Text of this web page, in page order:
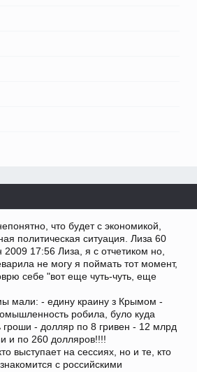
что будет с экономикой,
политическая ситуация. Лиза 60
17:56 Лиза, я с отчетиком но,
не могу я поймать тот момент,
себе "вот еще чуть-чуть, еще
мали: - едину краину з Крымом -
робила, було куда
гроши - долляр по 8 гривен - 12 млрд
и по 260 долляров!!!!
выступает на сессиях, но и те, кто
с российскими